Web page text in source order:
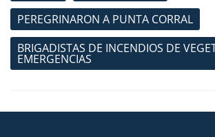
PEREGRINARON A PUNTA CORRAL
BRIGADISTAS DE INCENDIOS DE
EMERGENCIAS